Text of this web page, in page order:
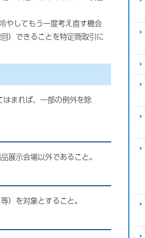
してもう一度考え直す機会
）できることを特定商取引に
まれば、一部の例外を除
展示会場以外であること。
）を対象とすること。